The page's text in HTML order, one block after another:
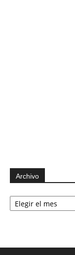
Archivo
Archivo